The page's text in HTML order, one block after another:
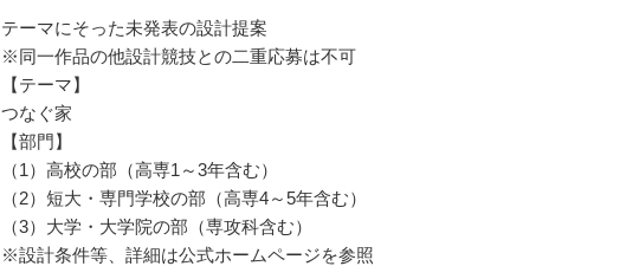
テーマにそった未発表の設計提案
※同一作品の他設計競技との二重応募は不可
【テーマ】
つなぐ家
【部門】
（1）高校の部（高専1～3年含む）
（2）短大・専門学校の部（高専4～5年含む）
（3）大学・大学院の部（専攻科含む）
※設計条件等、詳細は公式ホームページを参照